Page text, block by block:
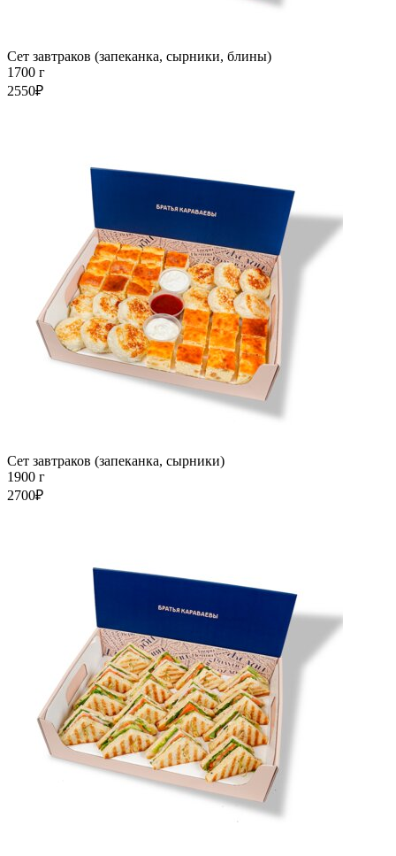
Сет завтраков (запеканка, сырники, блины)
1700 г
2550₽
Сет завтраков (запеканка, сырники)
1900 г
2700₽